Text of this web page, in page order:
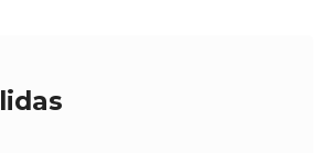
lidas